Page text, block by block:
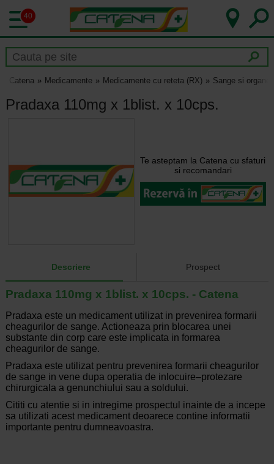
40
Catena Medicamente Medicamente cu reteta (RX) Sange si organe
Pradaxa 110mg x 1blist. x 10cps.
Te asteptam la Catena cu sfaturi
si recomandari
Descriere Prospect
Pradaxa 110mg x 1blist. x 10cps. - Catena
Pradaxa este un medicament utilizat in prevenirea formarii
cheagurilor de sange. Actioneaza prin blocarea unei
substante din corp care este implicata in formarea
cheagurilor de sange.
Pradaxa este utilizat pentru prevenirea formarii cheagurilor
de sange in vene dupa operatia de inlocuire–protezare
chirurgicala a genunchiului sau a soldului.
Cititi cu atentie si in intregime prospectul inainte de a incepe
sa utilizati acest medicament deoarece contine informatii
importante pentru dumneavoastra.